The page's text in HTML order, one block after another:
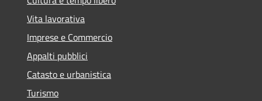
Vita lavorativa
Imprese e Commercio
Appalti pubblici
Catasto e urbanistica
Turismo